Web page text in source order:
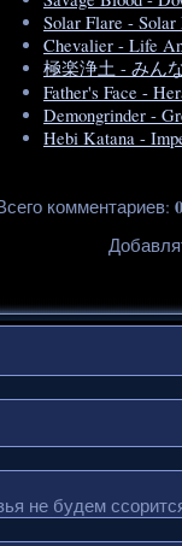
Solar Flare - Solar
Chevalier - Life
極楽浄土 - みん
Father's Face -
Demongrinder -
Hebi Katana -
комментариев: 0
не будем